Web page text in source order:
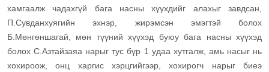
хамгаалж чадахгүй бага насны хүүхдийг алахыг завдсан,
П.Сувданхуягийн эхнэр, жирэмсэн эмэгтэй болох
Б.Мөнгөншагай, мөн түүний хүүхэд буюу бага насны хүүхэд
болох С.Азтайзаяа нарыг тус бүр 1 удаа хутгалж, амь насыг нь
хохироож, онц харгис хэрцгийгээр, хохирогч нарыг биеэ